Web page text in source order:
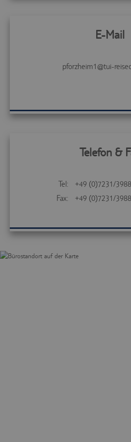
E-Mail
pforzheim1@tui-
Telefon &
Tel:
+49 (0)7231/
Fax:
+49 (0)7231/